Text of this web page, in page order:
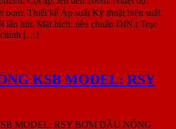
Thiết kế Áp suất Kỹ thuật hiệu suất
lần hút. Mặt bích: tiêu chuẩn DIN.t Trục
chính […]
KSB MODEL: RSY
MODEL: RSY BƠM DẦU NÓNG